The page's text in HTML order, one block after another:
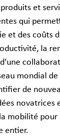
et
qui
et des coûts
la
mondial de
de
novatrices
mobilité pour
entier.